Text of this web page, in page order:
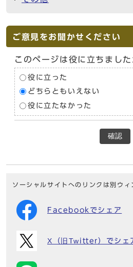
ご意見をお聞かせください
このページは役に立ちました
役に立った
どちらともいえない
役に立たなかった
確認
ソーシャルサイトへのリンクは別ウィ
Facebookでシェア
X（旧Twitter）でシェ